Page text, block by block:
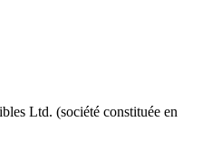
Ltd. (société constituée en